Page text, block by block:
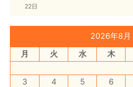
22日
2026年8月
月
火 水 木
3
4 5 6